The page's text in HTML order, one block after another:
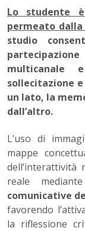
Lo studente
permeato
studio
multicanale
sollecitazione
un lato, la
dall’altro.
L’uso di
mappe
reale
comunicative
favorendo
la riflessione